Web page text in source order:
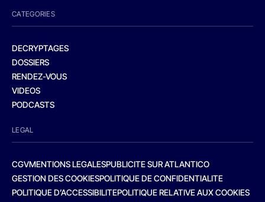
CATEGORIES
DECRYPTAGES
DOSSIERS
RENDEZ-VOUS
VIDEOS
PODCASTS
LEGAL
CGVMENTIONS LEGALESPUBLICITE SUR ATLANTICO
GESTION DES COOKIESPOLITIQUE DE CONFIDENTIALITE
POLITIQUE D’ACCESSIBILITEPOLITIQUE RELATIVE AUX COOKIES